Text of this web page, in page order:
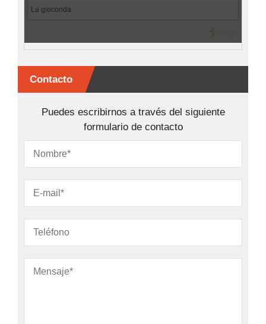
Contacto
Puedes escribirnos a través del siguiente
formulario de contacto